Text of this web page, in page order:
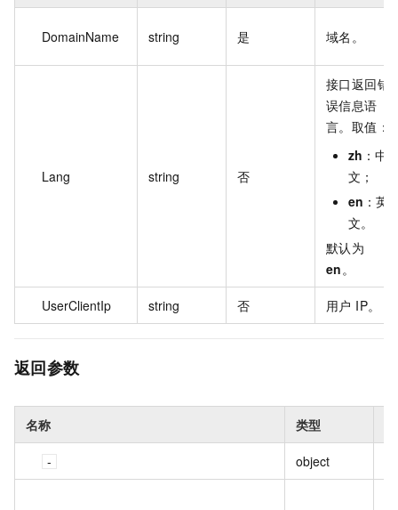
DomainName string 是 域名。
Lang string 否
接口返回错
误信息语
言。取值：
zh ：中
文；
en ：英
文。
默认为
en。
UserClientIp string 否 用户 IP。
返回参数
名称 类型
object